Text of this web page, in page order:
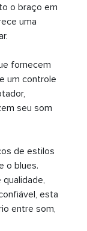
o braço em
uma
fornecem
um controle
seu som
de estilos
o blues.
esta
entre som,